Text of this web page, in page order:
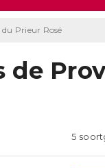
Prieur Rosé
de
5